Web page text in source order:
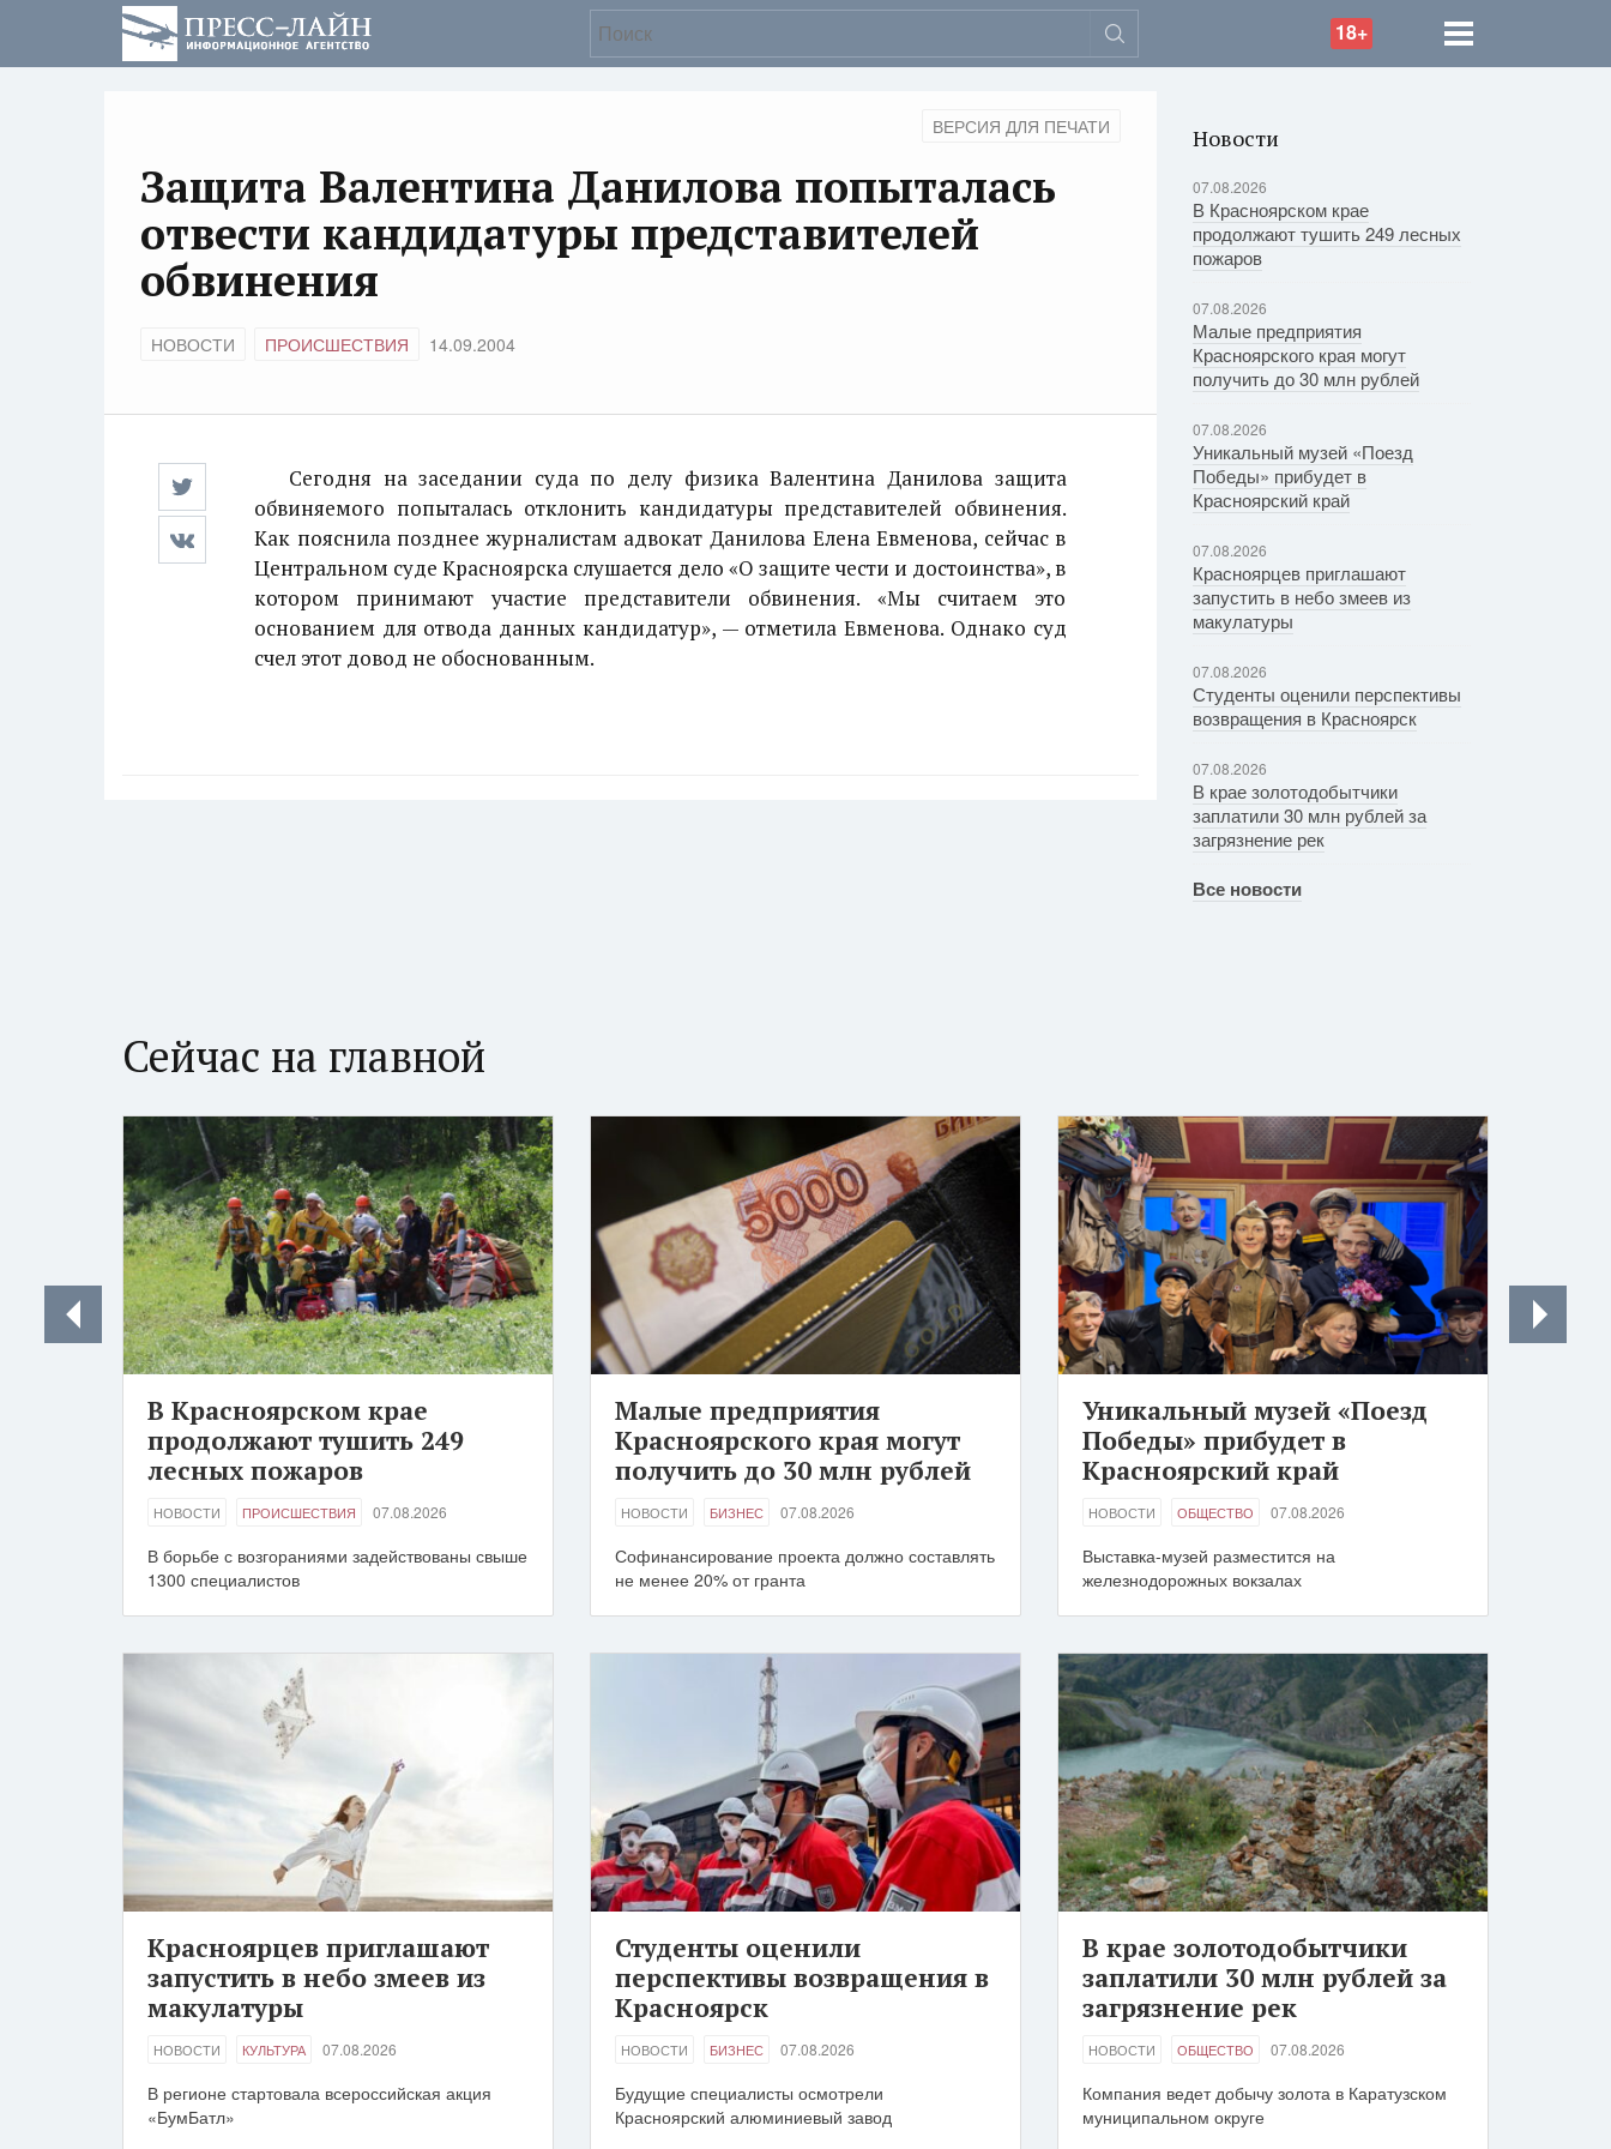
18+
ВЕРСИЯ ДЛЯ ПЕЧАТИ
Защита Валентина Данилова попыталась
отвести кандидатуры представителей
обвинения
НОВОСТИ ПРОИСШЕСТВИЯ 14.09.2004
Сегодня на заседании суда по делу физика Валентина Данилова защита
обвиняемого попыталась отклонить кандидатуры представителей обвинения.
Как пояснила позднее журналистам адвокат Данилова Елена Евменова, сейчас в
Центральном суде Красноярска слушается дело «О защите чести и достоинства», в
котором принимают участие представители обвинения. «Мы считаем это
основанием для отвода данных кандидатур», — отметила Евменова. Однако суд
счел этот довод не обоснованным.
Новости
07.08.2026
В Красноярском крае
продолжают тушить 249 лесных
пожаров
07.08.2026
Малые предприятия
Красноярского края могут
получить до 30 млн рублей
07.08.2026
Уникальный музей «Поезд
Победы» прибудет в
Красноярский край
07.08.2026
Красноярцев приглашают
запустить в небо змеев из
макулатуры
07.08.2026
Студенты оценили перспективы
возвращения в Красноярск
07.08.2026
В крае золотодобытчики
заплатили 30 млн рублей за
загрязнение рек
Все новости
Сейчас на главной
В Красноярском крае
продолжают тушить 249
лесных пожаров
НОВОСТИ ПРОИСШЕСТВИЯ 07.08.2026
В борьбе с возгораниями задействованы свыше
1300 специалистов
Малые предприятия
Красноярского края могут
получить до 30 млн рублей
НОВОСТИ БИЗНЕС 07.08.2026
Софинансирование проекта должно составлять
не менее 20% от гранта
Уникальный музей «Поезд
Победы» прибудет в
Красноярский край
НОВОСТИ ОБЩЕСТВО 07.08.2026
Выставка-музей разместится на
железнодорожных вокзалах
Красноярцев приглашают
запустить в небо змеев из
макулатуры
НОВОСТИ КУЛЬТУРА 07.08.2026
В регионе стартовала всероссийская акция
«БумБатл»
Студенты оценили
перспективы возвращения в
Красноярск
НОВОСТИ БИЗНЕС 07.08.2026
Будущие специалисты осмотрели
Красноярский алюминиевый завод
В крае золотодобытчики
заплатили 30 млн рублей за
загрязнение рек
НОВОСТИ ОБЩЕСТВО 07.08.2026
Компания ведет добычу золота в Каратузском
муниципальном округе